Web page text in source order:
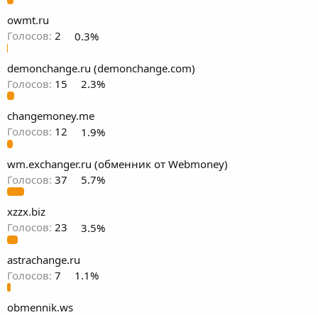
owmt.ru
Голосов: 2 0.3%
demonchange.ru (demonchange.com)
Голосов: 15 2.3%
changemoney.me
Голосов: 12 1.9%
wm.exchanger.ru (обменник от Webmoney)
Голосов: 37 5.7%
xzzx.biz
Голосов: 23 3.5%
astrachange.ru
Голосов: 7 1.1%
obmennik.ws